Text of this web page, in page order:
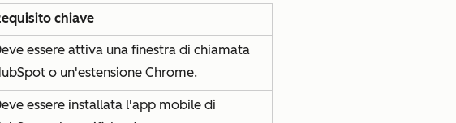
chiave
essere attiva una finestra di chiamata
o un'estensione Chrome.
essere installata l'app mobile di